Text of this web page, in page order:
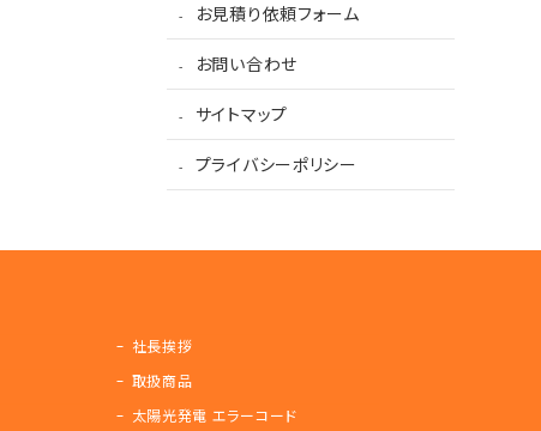
お見積り依頼フォーム
お問い合わせ
サイトマップ
プライバシーポリシー
社長挨拶
取扱商品
太陽光発電 エラーコード